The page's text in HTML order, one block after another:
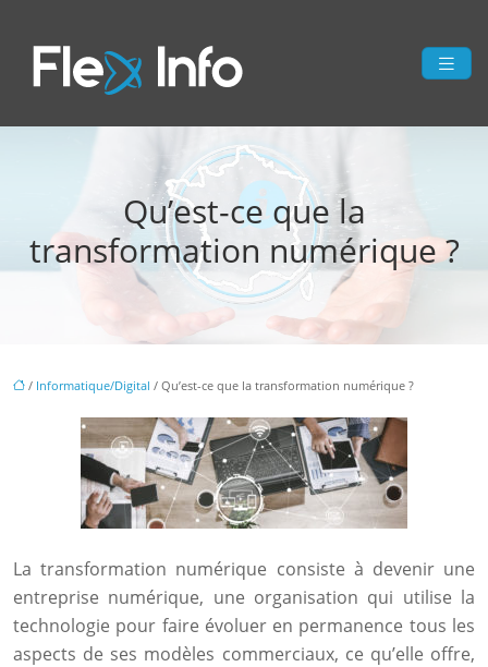
Qu’est-ce que la
transformation numérique ?
/ Informatique/Digital / Qu’est-ce que la transformation numérique ?
La transformation numérique consiste à devenir une
entreprise numérique, une organisation qui utilise la
technologie pour faire évoluer en permanence tous les
aspects de ses modèles commerciaux, ce qu’elle offre,